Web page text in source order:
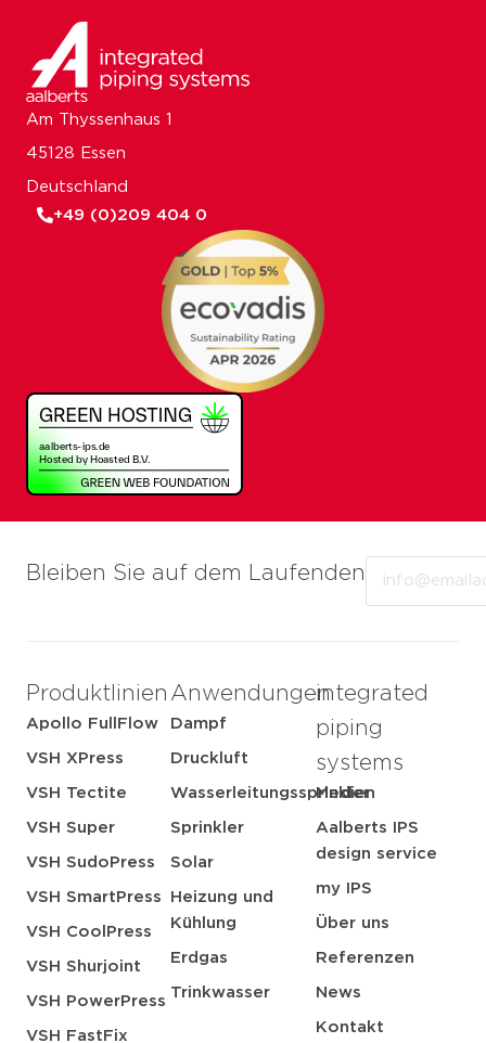
Bleiben Sie auf dem Laufenden
Produktlinien
Apollo FullFlow
VSH XPress
VSH Tectite
VSH Super
VSH SudoPress
VSH SmartPress
VSH CoolPress
VSH Shurjoint
VSH PowerPress
VSH FastFix
Anwendungen
Dampf
Druckluft
Wasserleitungssprinkler
Sprinkler
Solar
Heizung und
Kühlung
Erdgas
Trinkwasser
integrated
piping
systems
Medien
Aalberts IPS
design service
my IPS
Über uns
Referenzen
News
Kontakt
Am Thyssenhaus 1
45128 Essen
Deutschland
+49 (0)209 404 0